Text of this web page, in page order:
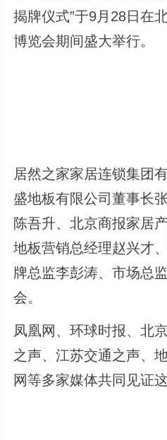
揭牌仪式”于9月28日在
博览会期间盛大举行。
居然之家家居连锁集团
盛地板有限公司董事长
陈吾升、北京商报家居
地板营销总经理赵兴才
牌总监李彭涛、市场总
会。
凤凰网、环球时报、北
之声、江苏交通之声、
网等多家媒体共同见证